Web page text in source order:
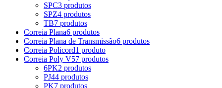
SPC3 produtos
SPZ4 produtos
TB7 produtos
Correia Plana6 produtos
Correia Plana de Transmissão6 produtos
Correia Policord1 produto
Correia Poly V57 produtos
6PK2 produtos
PJ44 produtos
PK7 produtos